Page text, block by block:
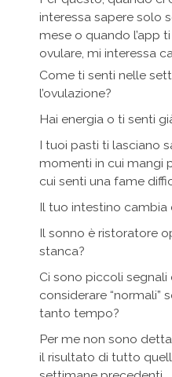
interessa sapere solo
mese o quando l’app
ovulare, mi interessa
Come ti senti nelle
l’ovulazione?
Hai energia o ti senti
I tuoi pasti ti lasciano
momenti in cui mangi
cui senti una fame
Il tuo intestino cambia
Il sonno è ristoratore
stanca?
Ci sono piccoli
considerare “normali”
tanto tempo?
Per me non sono
il risultato di tutto